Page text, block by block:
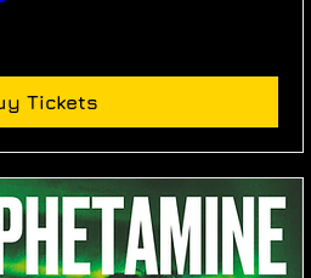
Tickets